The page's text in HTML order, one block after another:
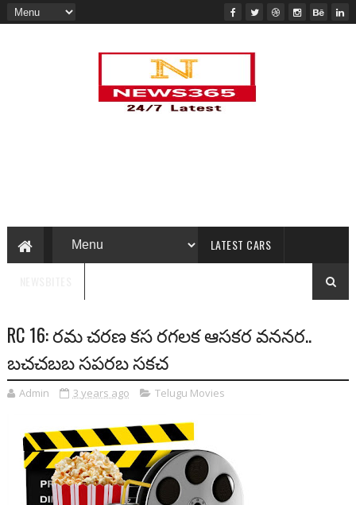
LATEST CARS
RC 16: రమ చరణ కస రగలక ఆసకర వననర..
బచచబబ సపరబ సకచ
Admin 3 years ago Telugu Movies